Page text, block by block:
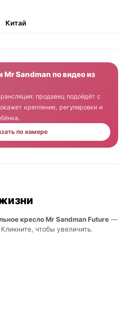
Китай
Sandman по видео из
продавец подойдёт с
крепление, регулировки и
по камере
кресло Mr Sandman Future —
чтобы увеличить.